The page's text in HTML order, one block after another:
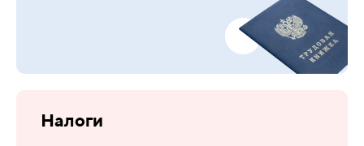
Налоги